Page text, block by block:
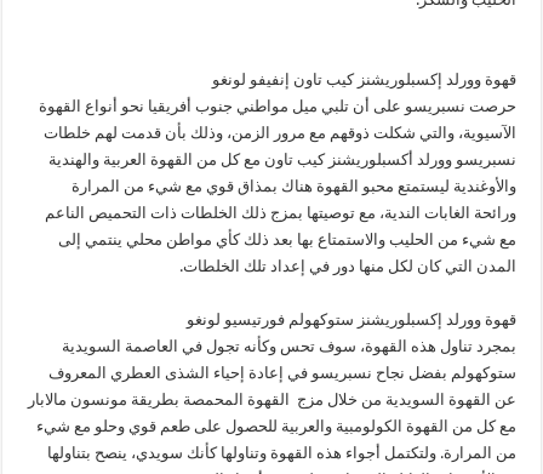
قهوة وورلد إكسبلوريشنز كيب تاون إنفيفو لونغو
حرصت نسبريسو على أن تلبي ميل مواطني جنوب أفريقيا نحو أنواع القهوة
الآسيوية، والتي شكلت ذوقهم مع مرور الزمن، وذلك بأن قدمت لهم خلطات
نسبريسو وورلد أكسبلوريشنز كيب تاون مع كل من القهوة العربية والهندية
والأوغندية ليستمتع محبو القهوة هناك بمذاق قوي مع شيء من المرارة
ورائحة الغابات الندية، مع توصيتها بمزج ذلك الخلطات ذات التحميص الناعم
مع شيء من الحليب والاستمتاع بها بعد ذلك كأي مواطن محلي ينتمي إلى
المدن التي كان لكل منها دور في إعداد تلك الخلطات.
قهوة وورلد إكسبلوريشنز ستوكهولم فورتيسيو لونغو
بمجرد تناول هذه القهوة، سوف تحس وكأنه تجول في العاصمة السويدية
ستوكهولم بفضل نجاح نسبريسو في إعادة إحياء الشذى العطري المعروف
عن القهوة السويدية من خلال مزج القهوة المحمصة بطريقة مونسون مالابار
مع كل من القهوة الكولومبية والعربية للحصول على طعم قوي وحلو مع شيء
من المرارة. ولتكتمل أجواء هذه القهوة وتناولها كأنك سويدي، ينصح بتناولها